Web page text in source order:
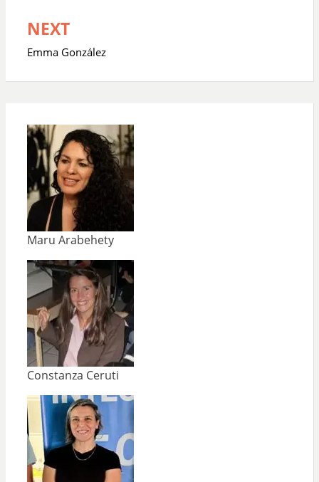
NEXT
Emma González
Maru Arabehety
Constanza Ceruti